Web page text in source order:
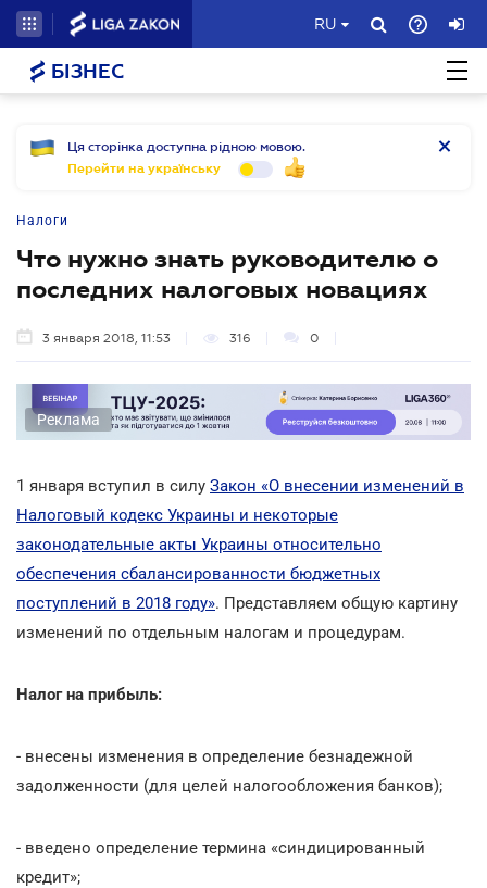
RU
БІЗНЕС
Ця сторінка доступна рідною мовою.
Перейти на українську
Налоги
Что нужно знать руководителю о
последних налоговых новациях
3 января 2018, 11:53 316 0
Реклама
1 января вступил в силу Закон «О внесении изменений в
Налоговый кодекс Украины и некоторые
законодательные акты Украины относительно
обеспечения сбалансированности бюджетных
поступлений в 2018 году». Представляем общую картину
изменений по отдельным налогам и процедурам.
Налог на прибыль:
- внесены изменения в определение безнадежной
задолженности (для целей налогообложения банков);
- введено определение термина «синдицированный
кредит»;